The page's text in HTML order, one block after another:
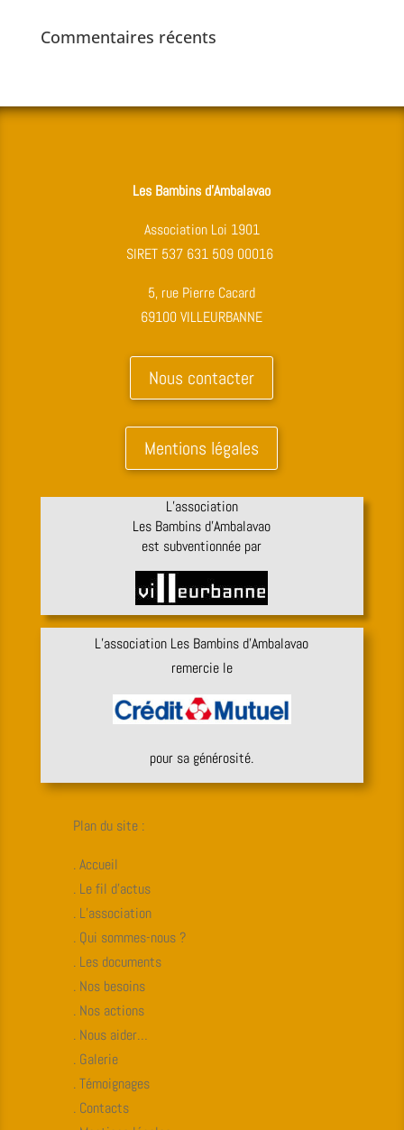
Commentaires récents
Les Bambins d’Ambalavao
Association Loi 1901
SIRET 537 631 509 00016
5, rue Pierre Cacard
69100 VILLEURBANNE
Nous contacter
Mentions légales
L’association
Les Bambins d’Ambalavao
est subventionnée par
L’association Les Bambins d’Ambalavao
remercie le
pour sa générosité.
Plan du site :
. Accueil
. Le fil d’actus
. L’association
. Qui sommes-nous ?
. Les documents
. Nos besoins
. Nos actions
. Nous aider…
. Galerie
. Témoignages
. Contacts